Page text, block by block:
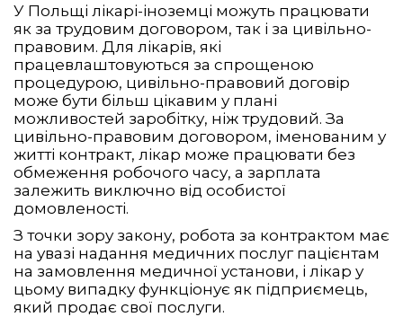
У Польщі лікарі-іноземці можуть працювати
як за трудовим договором, так і за цивільно-
правовим. Для лікарів, які
працевлаштовуються за спрощеною
процедурою, цивільно-правовий договір
може бути більш цікавим у плані
можливостей заробітку, ніж трудовий. За
цивільно-правовим договором, іменованим у
житті контракт, лікар може працювати без
обмеження робочого часу, а зарплата
залежить виключно від особистої
домовленості.
З точки зору закону, робота за контрактом має
на увазі надання медичних послуг пацієнтам
на замовлення медичної установи, і лікар у
цьому випадку функціонує як підприємець,
який продає свої послуги.